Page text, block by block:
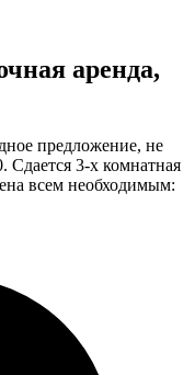
аренда,
предложение, не
Сдается 3-х комнатная
всем необходимым: